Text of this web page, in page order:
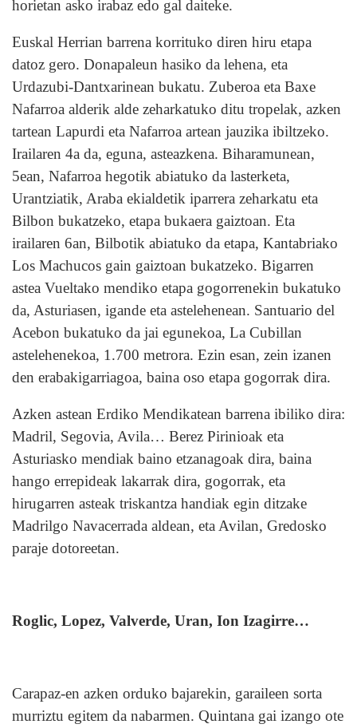
horietan asko irabaz edo gal daiteke.
Euskal Herrian barrena korrituko diren hiru etapa
datoz gero. Donapaleun hasiko da lehena, eta
Urdazubi-Dantxarinean bukatu. Zuberoa eta Baxe
Nafarroa alderik alde zeharkatuko ditu tropelak, azken
tartean Lapurdi eta Nafarroa artean jauzika ibiltzeko.
Irailaren 4a da, eguna, asteazkena. Biharamunean,
5ean, Nafarroa hegotik abiatuko da lasterketa,
Urantziatik, Araba ekialdetik iparrera zeharkatu eta
Bilbon bukatzeko, etapa bukaera gaiztoan. Eta
irailaren 6an, Bilbotik abiatuko da etapa, Kantabriako
Los Machucos gain gaiztoan bukatzeko. Bigarren
astea Vueltako mendiko etapa gogorrenekin bukatuko
da, Asturiasen, igande eta astelehenean. Santuario del
Acebon bukatuko da jai egunekoa, La Cubillan
astelehenekoa, 1.700 metrora. Ezin esan, zein izanen
den erabakigarriagoa, baina oso etapa gogorrak dira.
Azken astean Erdiko Mendikatean barrena ibiliko dira:
Madril, Segovia, Avila… Berez Pirinioak eta
Asturiasko mendiak baino etzanagoak dira, baina
hango errepideak lakarrak dira, gogorrak, eta
hirugarren asteak triskantza handiak egin ditzake
Madrilgo Navacerrada aldean, eta Avilan, Gredosko
paraje dotoreetan.
Roglic, Lopez, Valverde, Uran, Ion Izagirre…
Carapaz-en azken orduko bajarekin, garaileen sorta
murriztu egitem da nabarmen. Quintana gai izango ote